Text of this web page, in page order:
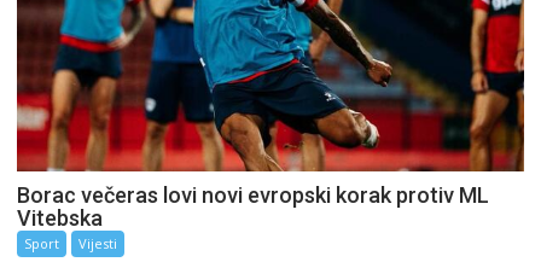
Borac večeras lovi novi evropski korak protiv ML
Vitebska
Sport Vijesti